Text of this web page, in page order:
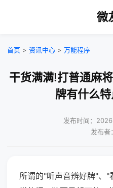
微
首页 > 资讯中心 > 万能程序
干货满满!打普通麻
牌有什么
发布时间：
发布者
所谓的"听声音辨好牌"、